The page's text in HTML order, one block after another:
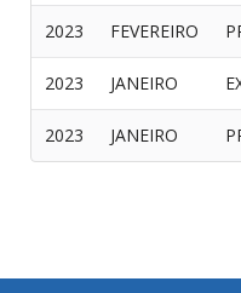
2023 FEVEREIRO
2023 JANEIRO
2023 JANEIRO